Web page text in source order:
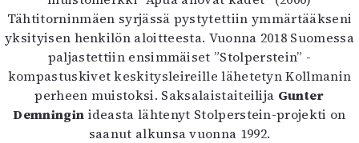
Tähtitorninmäen syrjässä pystytettiin ymmärtääkseni
yksityisen henkilön aloitteesta. Vuonna 2018 Suomessa
paljastettiin ensimmäiset ”Stolperstein” -
kompastuskivet keskitysleireille lähetetyn Kollmanin
perheen muistoksi. Saksalaistaiteilija Gunter
Demningin ideasta lähtenyt Stolperstein-projekti on
saanut alkunsa vuonna 1992.